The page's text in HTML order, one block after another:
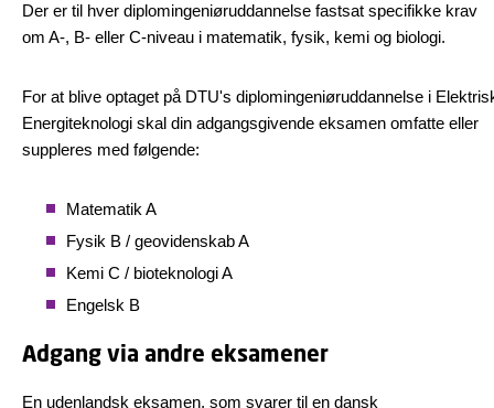
Der er til hver diplomingeniøruddannelse fastsat specifikke krav
om A-, B- eller C-niveau i matematik, fysik, kemi og biologi.
For at blive optaget på DTU's diplomingeniøruddannelse i
Energiteknologi skal din adgangsgivende eksamen omfatte eller
suppleres med følgende:
Matematik A
Fysik B / geovidenskab A
Kemi C / bioteknologi A
Engelsk B
Adgang via andre eksamener
En udenlandsk eksamen, som svarer til en dansk